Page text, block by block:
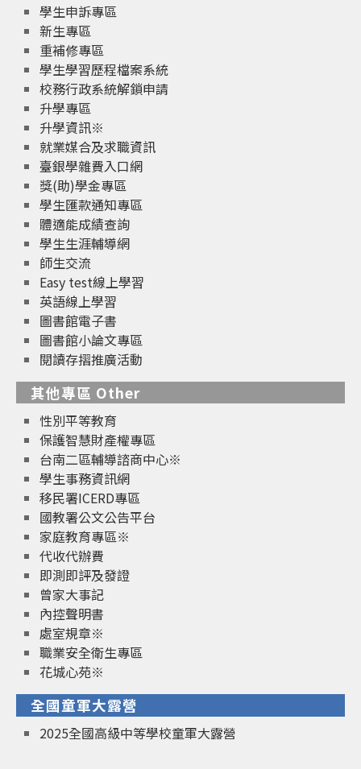
學生申訴專區
新生專區
重補修專區
學生學習歷程檔案系統
校務行政系統解鎖申請
升學專區
升學資訊※
就業媒合及求職資訊
臺銀學雜費入口網
獎(助)學金專區
學生匯款通知專區
體適能成績查詢
學生生涯輔導網
師生交流
Easy test線上學習
英語線上學習
圖書館電子書
圖書館小論文專區
閱讀存摺推廣活動
其他專區 Other
性別平等教育
保護智慧財產權專區
台南二區輔導諮商中心※
學生事務資訊網
移民署ICERD專區
國教署公文公告平台
家庭教育專區※
代收代辦費
即測即評及發證
曾家大事記
內控聲明書
處室規章※
職業安全衛生專區
花城心苑※
全國童軍大露營
2025全國高級中等學校童軍大露營